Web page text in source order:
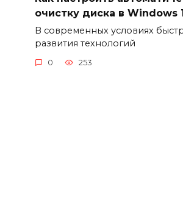
очистку диска в Windows
В современных условиях
развития технологий
0 253